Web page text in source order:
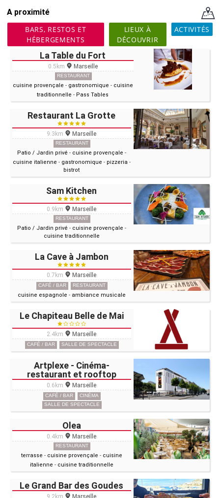
A proximité
BARS, RESTOS ET
HÉBERGEMENTS
LIEUX À
DÉCOUVRIR
ACTIVITÉS
La Table du Fort
0.5km Marseille
RESTAURANT
cuisine provençale - gastronomique - cuisine
traditionnelle - Pass Tables
Restaurant La Grotte
9.3km Marseille
RESTAURANT
Patio / Jardin privé - cuisine provençale -
cuisine italienne - gastronomique - pizzeria -
bistrot
Sam Kitchen
0.9km Marseille
RESTAURANT
Patio / Jardin privé - cuisine provençale -
cuisine traditionnelle
La Cave à Jambon
0.7km Marseille
CAFÉ / BAR RESTAURANT
cuisine espagnole - ambiance musicale
Le Chapiteau Belle de Mai
2.4km Marseille
CAFÉ / BAR SALLE DE SPECTACLE
Artplexe - Cinéma-
restaurant et rooftop
0.6km Marseille
CAFÉ / BAR
CINÉMA
SALLE DE SPECTACLE
Olea
0.4km Marseille
RESTAURANT
terrasse - cuisine provençale - cuisine
italienne - cuisine traditionnelle
Le Grand Bar des Goudes